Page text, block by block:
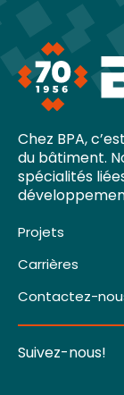
Chez BPA,
du bâtiment.
spécialités
Projets
Carrières
Contactez-
Suivez-nous!